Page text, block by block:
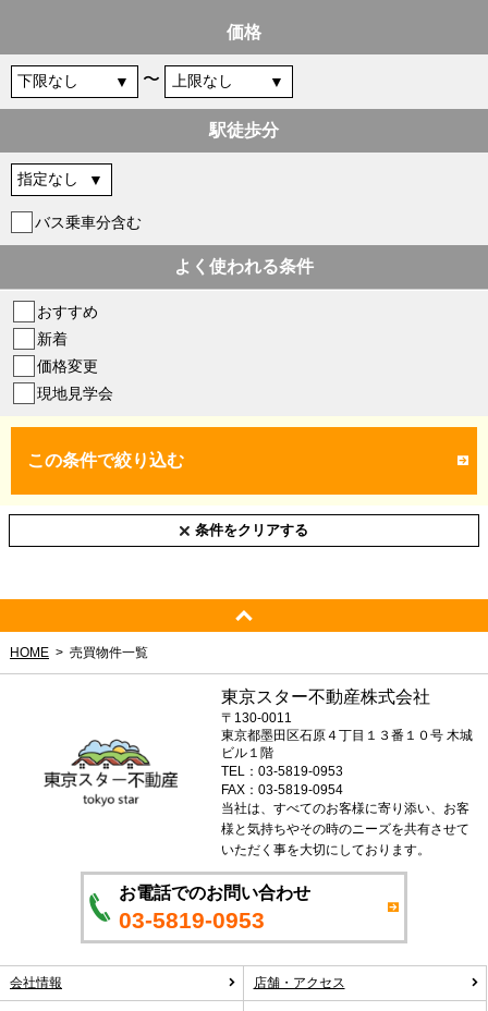
価格
〜
駅徒歩分
バス乗車分含む
よく使われる条件
おすすめ
新着
価格変更
現地見学会
この条件で絞り込む
条件をクリアする
HOME 売買物件一覧
東京スター不動産株式会社
〒130-0011
東京都墨田区石原４丁目１３番１０号 木城
ビル１階
TEL：03-5819-0953
FAX：03-5819-0954
当社は、すべてのお客様に寄り添い、お客
様と気持ちやその時のニーズを共有させて
いただく事を大切にしております。
お電話でのお問い合わせ
03-5819-0953
会社情報 店舗・アクセス